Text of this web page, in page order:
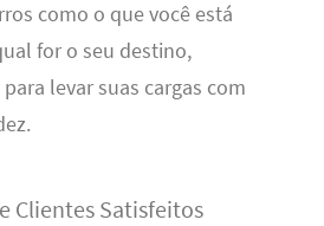
como o que você está
for o seu destino,
levar suas cargas com
Clientes Satisfeitos